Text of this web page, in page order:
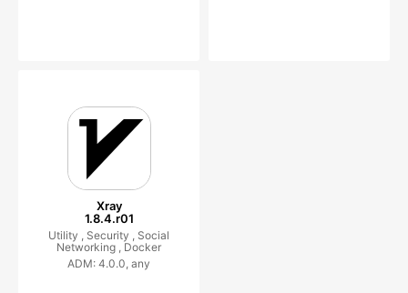
Xray
1.8.4.r01
Utility , Security , Social
Networking , Docker
ADM: 4.0.0, any